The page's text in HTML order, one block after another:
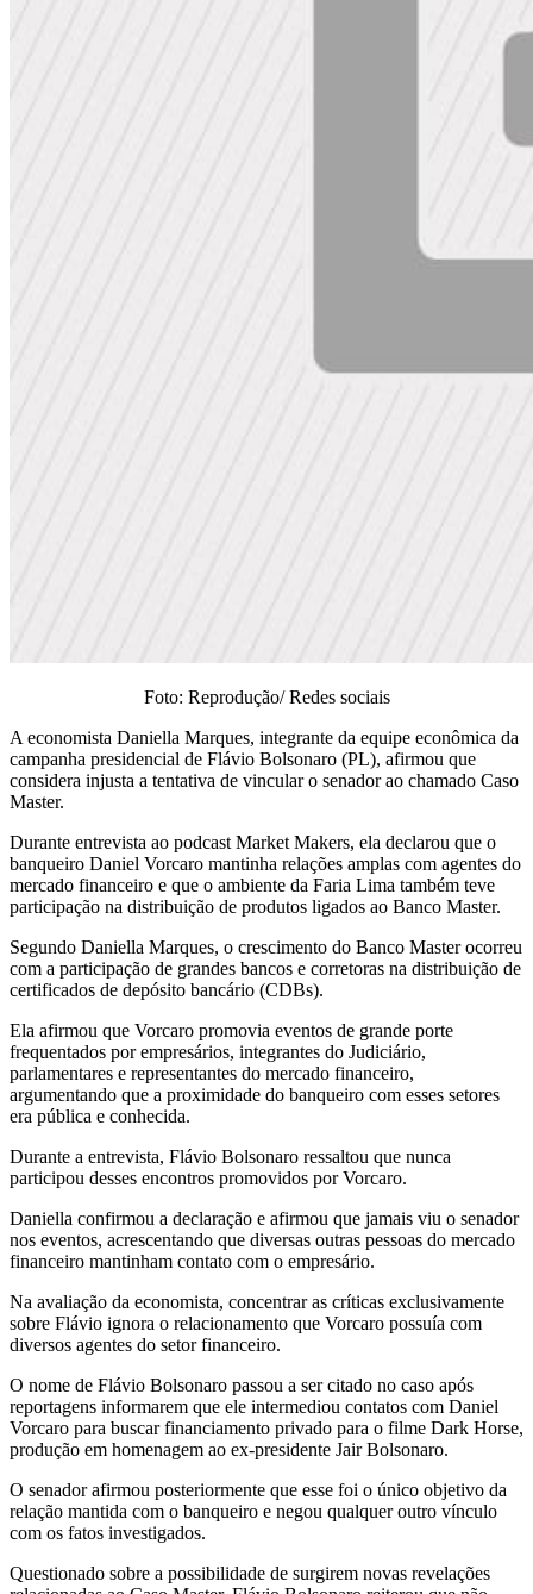
Foto: Reprodução/ Redes sociais
A economista Daniella Marques, integrante da equipe econômica da
campanha presidencial de Flávio Bolsonaro (PL), afirmou que
considera injusta a tentativa de vincular o senador ao chamado Caso
Master.
Durante entrevista ao podcast Market Makers, ela declarou que o
banqueiro Daniel Vorcaro mantinha relações amplas com agentes do
mercado financeiro e que o ambiente da Faria Lima também teve
participação na distribuição de produtos ligados ao Banco Master.
Segundo Daniella Marques, o crescimento do Banco Master ocorreu
com a participação de grandes bancos e corretoras na distribuição de
certificados de depósito bancário (CDBs).
Ela afirmou que Vorcaro promovia eventos de grande porte
frequentados por empresários, integrantes do Judiciário,
parlamentares e representantes do mercado financeiro,
argumentando que a proximidade do banqueiro com esses setores
era pública e conhecida.
Durante a entrevista, Flávio Bolsonaro ressaltou que nunca
participou desses encontros promovidos por Vorcaro.
Daniella confirmou a declaração e afirmou que jamais viu o senador
nos eventos, acrescentando que diversas outras pessoas do mercado
financeiro mantinham contato com o empresário.
Na avaliação da economista, concentrar as críticas exclusivamente
sobre Flávio ignora o relacionamento que Vorcaro possuía com
diversos agentes do setor financeiro.
O nome de Flávio Bolsonaro passou a ser citado no caso após
reportagens informarem que ele intermediou contatos com Daniel
Vorcaro para buscar financiamento privado para o filme Dark Horse,
produção em homenagem ao ex-presidente Jair Bolsonaro.
O senador afirmou posteriormente que esse foi o único objetivo da
relação mantida com o banqueiro e negou qualquer outro vínculo
com os fatos investigados.
Questionado sobre a possibilidade de surgirem novas revelações